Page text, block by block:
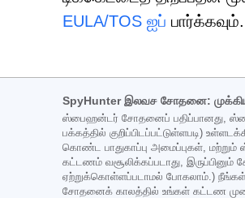
EULA/TOS ஐப் பார்க்கவும்.
SpyHunter இலவச சோதனை:
ஸ்பைஹன்டர் சோதனைப் பதிப்பானது,
பக்கத்தில் குறிப்பிடப்பட்டுள்ளபடி)
கொண்ட பாதுகாப்பு அமைப்புகள்,
கட்டணம் வசூலிக்கப்படாது, இருப்பினும்
ஏற்றுக்கொள்ளப்படாமல் போகலாம்.) நீங்கள்
சோதனைக் காலத்தில் உங்கள் கட்டண